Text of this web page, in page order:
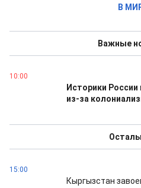
В
Важные
10:00
Историки
из-за
15:00
Кыргызстан